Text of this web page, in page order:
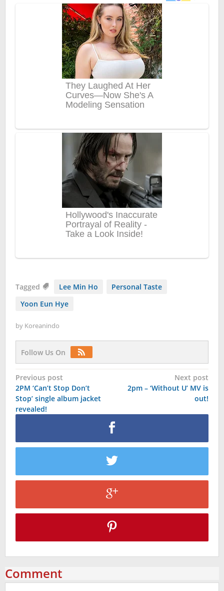
Tagged Lee Min Ho
Personal Taste
Yoon Eun Hye
by Koreanindo
Follow Us On
Post
navigation
Previous post
2PM ‘Can’t Stop Don’t
Stop’ single album jacket
revealed!
Next post
2pm – ‘Without U’ MV is
out!
Comment